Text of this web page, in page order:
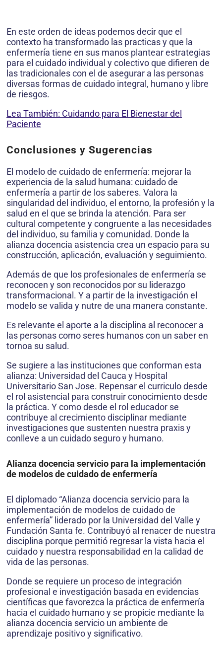
En este orden de ideas podemos decir que el
contexto ha transformado las practicas y que la
enfermería tiene en sus manos plantear estrategias
para el cuidado individual y colectivo que difieren de
las tradicionales con el de asegurar a las personas
diversas formas de cuidado integral, humano y libre
de riesgos.
Lea También: Cuidando para El Bienestar del
Paciente
Conclusiones y Sugerencias
El modelo de cuidado de enfermería: mejorar la
experiencia de la salud humana: cuidado de
enfermería a partir de los saberes. Valora la
singularidad del individuo, el entorno, la profesión y la
salud en el que se brinda la atención. Para ser
cultural competente y congruente a las necesidades
del individuo, su familia y comunidad. Donde la
alianza docencia asistencia crea un espacio para su
construcción, aplicación, evaluación y seguimiento.
Además de que los profesionales de enfermería se
reconocen y son reconocidos por su liderazgo
transformacional. Y a partir de la investigación el
modelo se valida y nutre de una manera constante.
Es relevante el aporte a la disciplina al reconocer a
las personas como seres humanos con un saber en
tornoa su salud.
Se sugiere a las instituciones que conforman esta
alianza: Universidad del Cauca y Hospital
Universitario San Jose. Repensar el curriculo desde
el rol asistencial para construir conocimiento desde
la práctica. Y como desde el rol educador se
contribuye al crecimiento disciplinar mediante
investigaciones que sustenten nuestra praxis y
conlleve a un cuidado seguro y humano.
Alianza docencia servicio para la implementación
de modelos de cuidado de enfermería
El diplomado “Alianza docencia servicio para la
implementación de modelos de cuidado de
enfermería” liderado por la Universidad del Valle y
Fundación Santa fe. Contribuyó al renacer de nuestra
disciplina porque permitió regresar la vista hacia el
cuidado y nuestra responsabilidad en la calidad de
vida de las personas.
Donde se requiere un proceso de integración
profesional e investigación basada en evidencias
científicas que favorezca la práctica de enfermería
hacia el cuidado humano y se propicie mediante la
alianza docencia servicio un ambiente de
aprendizaje positivo y significativo.